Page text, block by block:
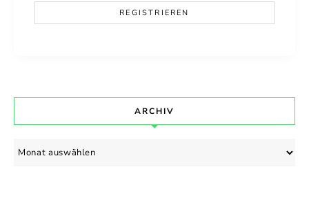
ARCHIV
Archiv